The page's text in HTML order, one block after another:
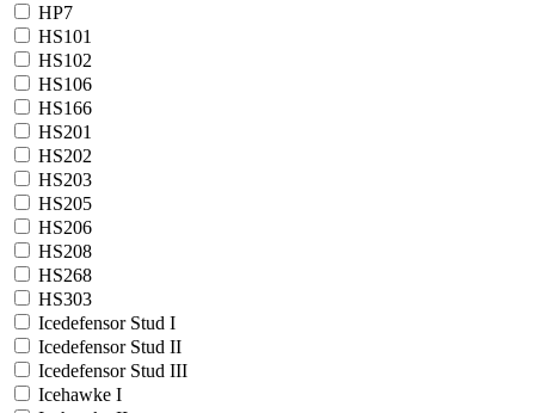
HP7
HS101
HS102
HS106
HS166
HS201
HS202
HS203
HS205
HS206
HS208
HS268
HS303
Icedefensor Stud I
Icedefensor Stud II
Icedefensor Stud III
Icehawke I